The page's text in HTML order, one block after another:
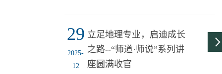
多可能。个人简介： 郝慧
清，女，汉族，中共党
专业排名第一，围绕气候
地理学部于3月11日在劝学
楼A113举办“师道·师说”第
九讲主题讲座。本次活动
诚邀地理学部青年教师高
29
2025-
12
立足地理专业，启迪成长
之路--“师道·师说”系列讲
座圆满收官